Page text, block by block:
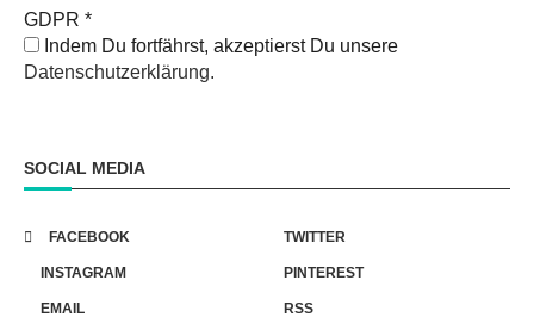
GDPR *
Indem Du fortfährst, akzeptierst Du unsere
Datenschutzerklärung.
SOCIAL MEDIA
FACEBOOK TWITTER
INSTAGRAM PINTEREST
EMAIL RSS